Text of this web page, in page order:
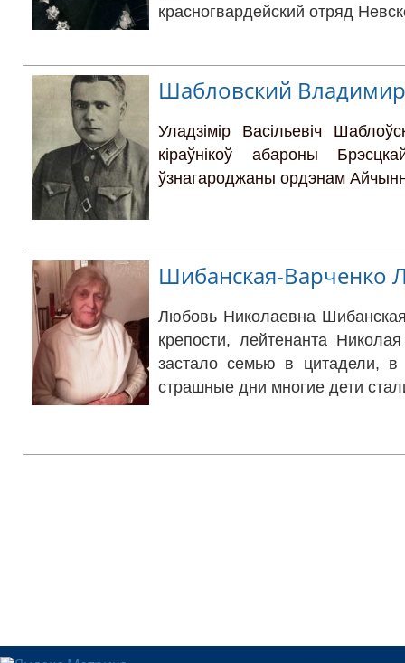
красногвардейский отряд
Шабловский
Уладзімір Васільевіч
кіраўнікоў абароны
ўзнагароджаны ордэнам
Шибанская-Варченко
Любовь Николаевна
крепости, лейтенанта
застало семью в цитадели,
страшные дни многие дети